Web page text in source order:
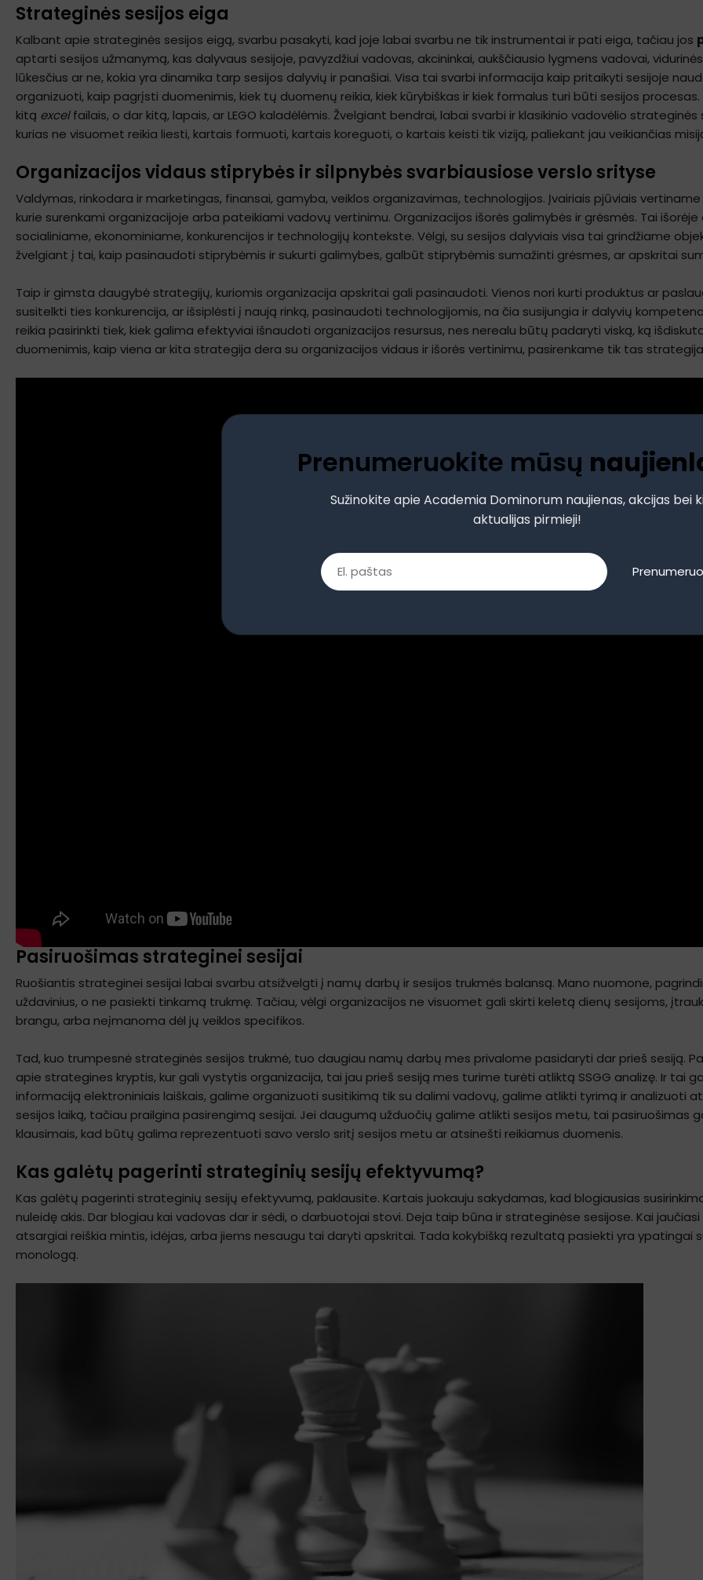
Strateginės sesijos eiga
Kalbant apie strateginės sesijos eigą, svarbu pasakyti, kad joje labai svarbu ne tik instrumentai ir pati eiga, tačiau jos
aptarti sesijos užmanymą, kas dalyvaus sesijoje, pavyzdžiui vadovas, akcininkai, aukščiausio lygmens vadovai,
lūkesčius ar ne, kokia yra dinamika tarp sesijos dalyvių ir panašiai. Visa tai svarbi informacija kaip pritaikyti sesijoje
organizuoti, kaip pagrįsti duomenimis, kiek tų duomenų reikia, kiek kūrybiškas ir kiek formalus turi būti sesijos
kitą excelfailais, o dar kitą, lapais, ar LEGO kaladėlėmis. Žvelgiant bendrai, labai svarbi ir klasikinio vadovėlio
kurias ne visuomet reikia liesti, kartais formuoti, kartais koreguoti, o kartais keisti tik viziją, paliekant jau veikiančias
Organizacijos vidaus stiprybės ir silpnybės svarbiausiose verslo srityse
Valdymas, rinkodara ir marketingas, finansai, gamyba, veiklos organizavimas, technologijos. Įvairiais pjūviais
kurie surenkami organizacijoje arba pateikiami vadovų vertinimu. Organizacijos išorės galimybės ir grėsmės. Tai
socialiniame, ekonominiame, konkurencijos ir technologijų kontekste. Vėlgi, su sesijos dalyviais visa tai grindžiame
žvelgiant į tai, kaip pasinaudoti stiprybėmis ir sukurti galimybes, galbūt stiprybėmis sumažinti grėsmes, ar apskritai
Taip ir gimsta daugybė strategijų, kuriomis organizacija apskritai gali pasinaudoti. Vienos nori kurti produktus ar
susitelkti ties konkurencija, ar išsiplėsti į naują rinką, pasinaudoti technologijomis, na čia susijungia ir dalyvių
reikia pasirinkti tiek, kiek galima efektyviai išnaudoti organizacijos resursus, nes nerealu būtų padaryti viską, ką
duomenimis, kaip viena ar kita strategija dera su organizacijos vidaus ir išorės vertinimu, pasirenkame tik tas
Pasiruošimas strateginei sesijai
Ruošiantis strateginei sesijai labai svarbu atsižvelgti į namų darbų ir sesijos trukmės balansą. Mano nuomone,
uždavinius, o ne pasiekti tinkamą trukmę. Tačiau, vėlgi organizacijos ne visuomet gali skirti keletą dienų sesijoms,
brangu, arba neįmanoma dėl jų veiklos specifikos.
Tad, kuo trumpesnė strateginės sesijos trukmė, tuo daugiau namų darbų mes privalome pasidaryti dar prieš sesiją.
apie strategines kryptis, kur gali vystytis organizacija, tai jau prieš sesiją mes turime turėti atliktą SSGG analizę. Ir tai
informaciją elektroniniais laiškais, galime organizuoti susitikimą tik su dalimi vadovų, galime atlikti tyrimą ir analizuoti
sesijos laiką, tačiau prailgina pasirengimą sesijai. Jei daugumą užduočių galime atlikti sesijos metu, tai pasiruošimas
klausimais, kad būtų galima reprezentuoti savo verslo sritį sesijos metu ar atsinešti reikiamus duomenis.
Kas galėtų pagerinti strateginių sesijų efektyvumą?
Kas galėtų pagerinti strateginių sesijų efektyvumą, paklausite. Kartais juokauju sakydamas, kad blogiausias
nuleidę akis. Dar blogiau kai vadovas dar ir sėdi, o darbuotojai stovi. Deja taip būna ir strateginėse sesijose. Kai
atsargiai reiškia mintis, idėjas, arba jiems nesaugu tai daryti apskritai. Tada kokybišką rezultatą pasiekti yra ypatingai
monologą.
Prenumeruokite mūsų
Sužinokite apie Academia Dominorum naujienas, akcijas bei
aktualijas pirmieji!